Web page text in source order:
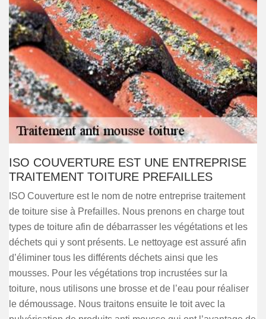
ISO COUVERTURE EST UNE ENTREPRISE
TRAITEMENT TOITURE PREFAILLES
ISO Couverture est le nom de notre entreprise traitement
de toiture sise à Prefailles. Nous prenons en charge tout
types de toiture afin de débarrasser les végétations et les
déchets qui y sont présents. Le nettoyage est assuré afin
d’éliminer tous les différents déchets ainsi que les
mousses. Pour les végétations trop incrustées sur la
toiture, nous utilisons une brosse et de l’eau pour réaliser
le démoussage. Nous traitons ensuite le toit avec la